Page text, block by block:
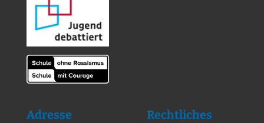
Adresse Rechtliches